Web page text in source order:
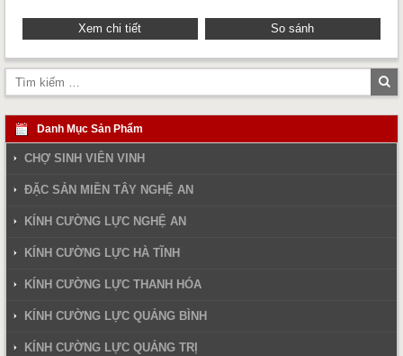
Xem chi tiết So sánh
Danh Mục Sản Phẩm
CHỢ SINH VIÊN VINH
ĐẶC SẢN MIỀN TÂY NGHỆ AN
KÍNH CƯỜNG LỰC NGHỆ AN
KÍNH CƯỜNG LỰC HÀ TĨNH
KÍNH CƯỜNG LỰC THANH HÓA
KÍNH CƯỜNG LỰC QUẢNG BÌNH
KÍNH CƯỜNG LỰC QUẢNG TRỊ